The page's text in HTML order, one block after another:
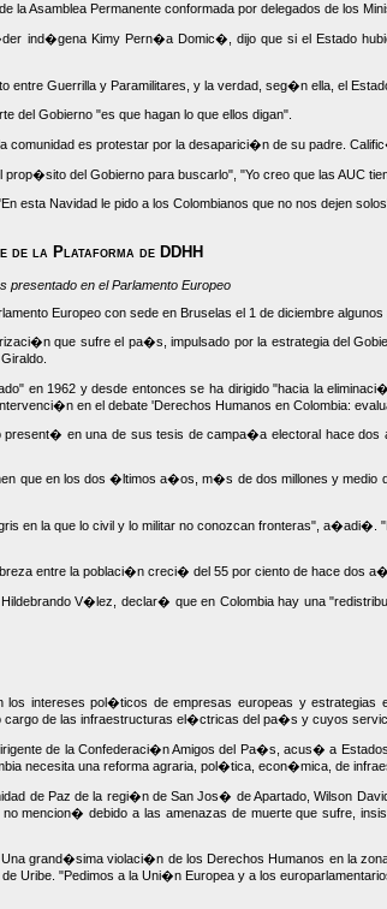
la Asamblea Permanente conformada por delegados de los
ind�gena Kimy Pern�a Domic�, dijo que si el Estado
Guerrilla y Paramilitares, y la verdad, seg�n ella, el
del Gobierno "es que hagan lo que ellos digan".
es protestar por la desaparici�n de su padre.
del Gobierno para buscarlo", "Yo creo que las AUC
esta Navidad le pido a los Colombianos que no nos dejen
de la Plataforma de DDHH
en el Parlamento Europeo
Europeo con sede en Bruselas el 1 de diciembre
que sufre el pa�s, impulsado por la estrategia del
en 1962 y desde entonces se ha dirigido "hacia la
en el debate 'Derechos Humanos en Colombia:
en una de sus tesis de campa�a electoral hace
que en los dos �ltimos a�os, m�s de dos millones y
en la que lo civil y lo militar no conozcan fronteras",
entre la poblaci�n creci� del 55 por ciento de hace dos
V�lez, declar� que en Colombia hay una
los intereses pol�ticos de empresas europeas y
de las infraestructuras el�ctricas del pa�s y cuyos
de la Confederaci�n Amigos del Pa�s, acus� a
necesita una reforma agraria, pol�tica, econ�mica, de
de Paz de la regi�n de San Jos� de Apartado, Wilson
mencion� debido a las amenazas de muerte que sufre,
grand�sima violaci�n de los Derechos Humanos en la
Uribe. "Pedimos a la Uni�n Europea y a los